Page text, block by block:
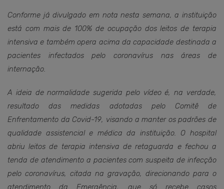
Conforme já divulgado em nota nesta semana, a instituição
está com mais de 100% de ocupação dos leitos de terapia
intensiva e também opera acima da capacidade destinada a
pacientes infectados pelo coronavírus nas áreas de
internação.
A ideia de normalidade sugerida pelo vídeo é, na verdade,
resultado das medidas adotadas pelo Comitê de
Enfrentamento da Covid-19, visando a manter os padrões de
qualidade assistencial e médica da instituição. O hospital
abriu leitos de terapia intensiva de retaguarda e fechou a
tenda de atendimento a pacientes com suspeita de infecção
pelo coronavírus, citada na gravação, direcionando para o
atendimento da Emergência, que só recebe casos